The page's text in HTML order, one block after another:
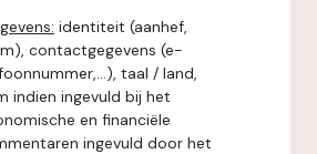
identiteit (aanhef,
contactgegevens (e-
taal / land,
indien ingevuld bij het
en financiële
ingevuld door het